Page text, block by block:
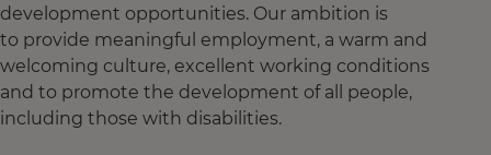
development opportunities. Our ambition is
to provide meaningful employment, a warm and
welcoming culture, excellent working conditions
and to promote the development of all people,
including those with disabilities.